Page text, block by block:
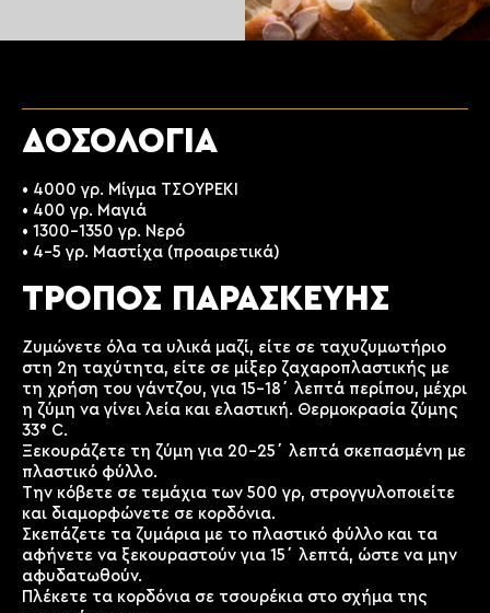
ΔΟΣΟΛΟΓΙΑ
• 4000 γρ. Μίγμα ΤΣΟΥΡΕΚΙ
• 400 γρ. Μαγιά
• 1300-1350 γρ. Νερό
• 4-5 γρ. Μαστίχα (προαιρετικά)
ΤΡΟΠΟΣ ΠΑΡΑΣΚΕΥΗΣ
Ζυμώνετε όλα τα υλικά μαζί, είτε σε ταχυζυμωτήριο
στη 2η ταχύτητα, είτε σε μίξερ ζαχαροπλαστικής με
τη χρήση του γάντζου, για 15-18΄ λεπτά περίπου, μέχρι
η ζύμη να γίνει λεία και ελαστική. Θερμοκρασία ζύμης
33° C.
Ξεκουράζετε τη ζύμη για 20-25΄ λεπτά σκεπασμένη με
πλαστικό φύλλο.
Την κόβετε σε τεμάχια των 500 γρ, στρογγυλοποιείτε
και διαμορφώνετε σε κορδόνια.
Σκεπάζετε τα ζυμάρια με το πλαστικό φύλλο και τα
αφήνετε να ξεκουραστούν για 15΄ λεπτά, ώστε να μην
αφυδατωθούν.
Πλέκετε τα κορδόνια σε τσουρέκια στο σχήμα της